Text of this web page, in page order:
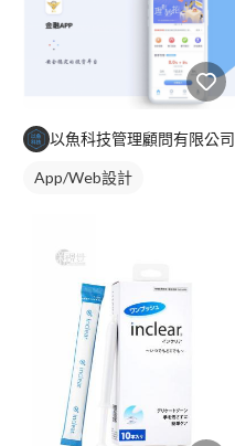
以魚科技管理顧問有限公司
App/Web設計